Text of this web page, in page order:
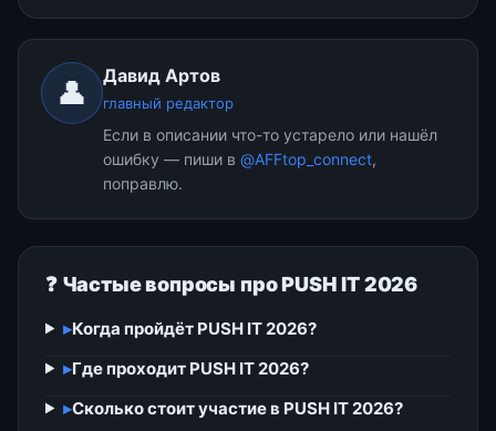
👤 Давид Артов
главный редактор
Если в описании что-то устарело или нашёл
ошибку — пиши в @AFFtop_connect,
поправлю.
❓ Частые вопросы про PUSH IT 2026
▸Когда пройдёт PUSH IT 2026?
▸Где проходит PUSH IT 2026?
▸Сколько стоит участие в PUSH IT 2026?